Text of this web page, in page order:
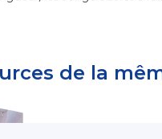
de la